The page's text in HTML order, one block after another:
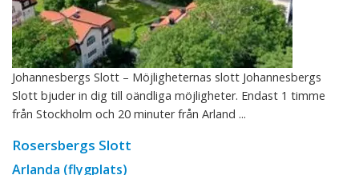
Johannesbergs Slott – Möjligheternas slott Johannesbergs
Slott bjuder in dig till oändliga möjligheter. Endast 1 timme
från Stockholm och 20 minuter från Arland ...
Rosersbergs Slott
Arlanda (flygplats)